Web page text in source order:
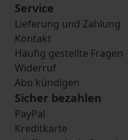
Service
Lieferung und Zahlung
Kontakt
Häufig gestellte Fragen
Widerruf
Abo kündigen
Sicher bezahlen
PayPal
Kreditkarte